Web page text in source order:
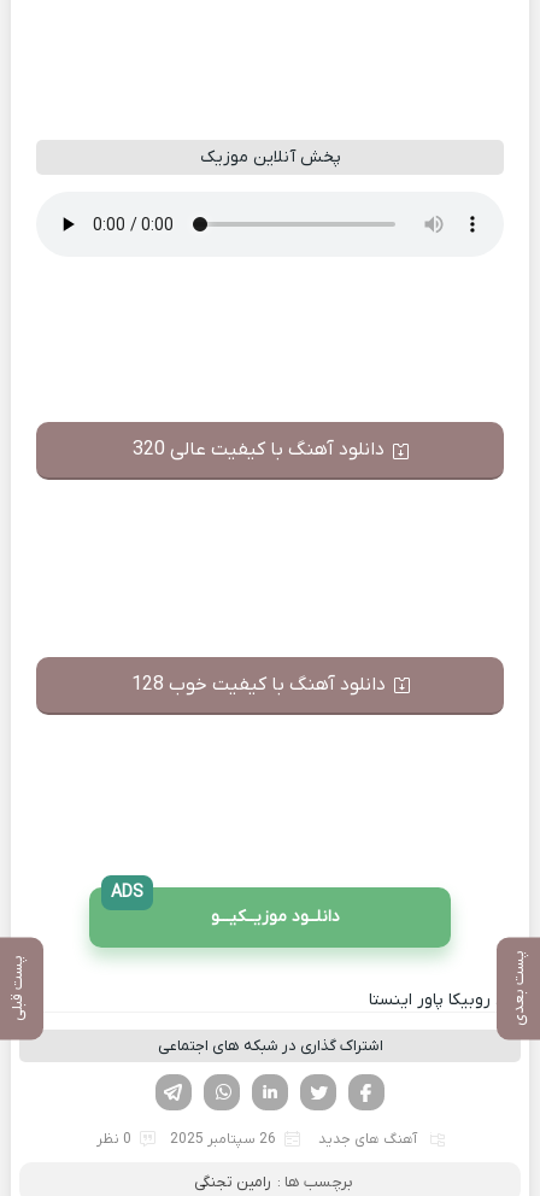
پست بعدی پست قبلی
پخش آنلاین موزیک
دانلود آهنگ با کیفیت عالی 320
دانلود آهنگ با کیفیت خوب 128
دانلــود موزیــکیـــو
ADS
کانال روبیکا پاور اینستا
اشتراک گذاری در شبکه های اجتماعی
لینکدین تویتر
فیسوک
آهنگ های جدید 26 سپتامبر 2025 0 نظر
برچسب ها : رامین تجنگی